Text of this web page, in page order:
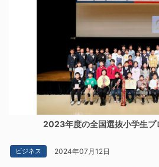
2023年度の全国選抜小学生プ
ビジネス 2024年07月12日